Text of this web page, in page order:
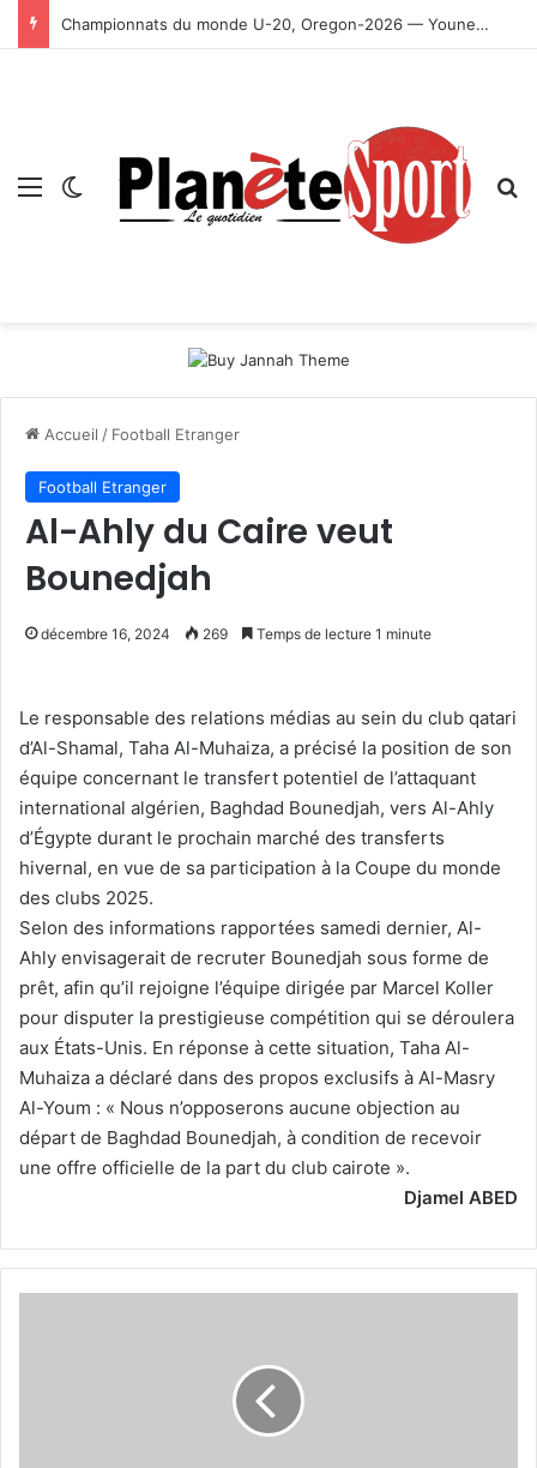
Championnats du monde U-20, Oregon-2026 — Younes Ayachi décroche la médaille d’or
Menu Switch skin
Accueil / Football Etranger
Football Etranger
Al-Ahly du Caire veut
Bounedjah
décembre 16, 2024 269 Temps de lecture 1 minute
Le responsable des relations médias au sein du club qatari
d’Al-Shamal, Taha Al-Muhaiza, a précisé la position de son
équipe concernant le transfert potentiel de l’attaquant
international algérien, Baghdad Bounedjah, vers Al-Ahly
d’Égypte durant le prochain marché des transferts
hivernal, en vue de sa participation à la Coupe du monde
des clubs 2025.
Selon des informations rapportées samedi dernier, Al-
Ahly envisagerait de recruter Bounedjah sous forme de
prêt, afin qu’il rejoigne l’équipe dirigée par Marcel Koller
pour disputer la prestigieuse compétition qui se déroulera
aux États-Unis. En réponse à cette situation, Taha Al-
Muhaiza a déclaré dans des propos exclusifs à Al-Masry
Al-Youm : « Nous n’opposerons aucune objection au
départ de Baghdad Bounedjah, à condition de recevoir
une offre officielle de la part du club cairote ».
Djamel ABED